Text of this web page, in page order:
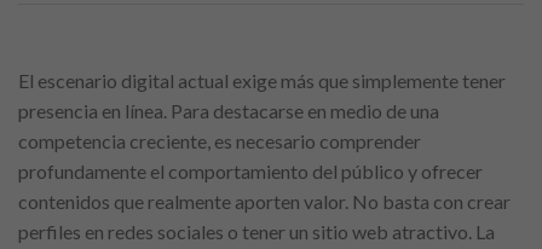
El escenario digital actual exige más que simplemente tener
presencia en línea. Para destacarse en medio de una
competencia creciente, es necesario comprender
profundamente el comportamiento del público y ofrecer
contenidos que realmente aporten valor. No basta con crear
perfiles en redes sociales o tener un sitio web atractivo. La